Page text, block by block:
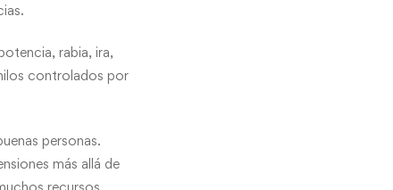
rabia, ira,
controlados por
personas.
más allá de